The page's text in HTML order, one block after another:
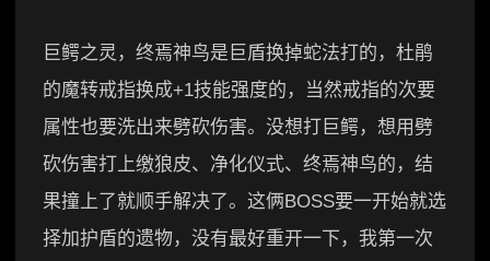
巨鳄之灵，终焉神鸟是巨盾换掉蛇法打的，杜鹃
的魔转戒指换成+1技能强度的，当然戒指的次要
属性也要洗出来劈砍伤害。没想打巨鳄，想用劈
砍伤害打上缴狼皮、净化仪式、终焉神鸟的，结
果撞上了就顺手解决了。这俩BOSS要一开始就选
择加护盾的遗物，没有最好重开一下，我第一次